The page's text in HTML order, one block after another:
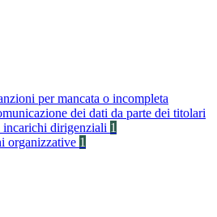
per mancata o incompleta
dei dati da parte dei titolari
incarichi dirigenziali 1
organizzative 1